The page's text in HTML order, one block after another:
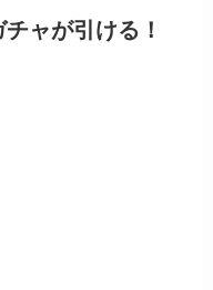
ャが引ける！